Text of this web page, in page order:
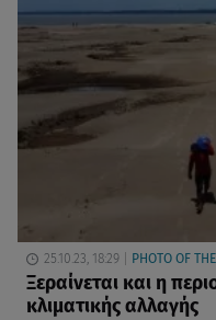
25.10.23, 18:29 PHOTO OF
Ξεραίνεται και η
κλιματικής αλλαγής